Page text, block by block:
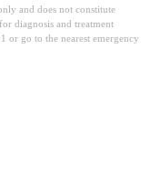
and does not constitute
diagnosis and treatment
or go to the nearest emergency